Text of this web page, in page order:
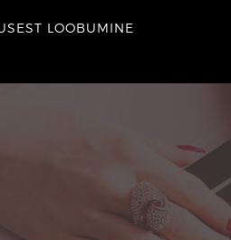
LOOBUMINE